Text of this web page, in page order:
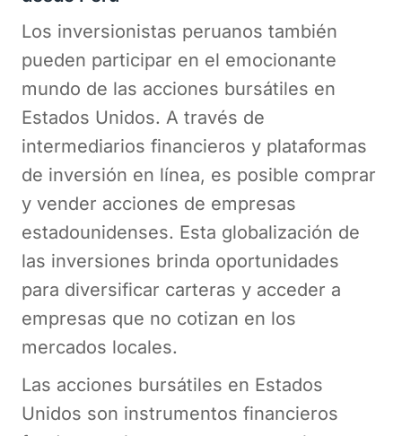
Los inversionistas peruanos también
pueden participar en el emocionante
mundo de las acciones bursátiles en
Estados Unidos. A través de
intermediarios financieros y plataformas
de inversión en línea, es posible comprar
y vender acciones de empresas
estadounidenses. Esta globalización de
las inversiones brinda oportunidades
para diversificar carteras y acceder a
empresas que no cotizan en los
mercados locales.
Las acciones bursátiles en Estados
Unidos son instrumentos financieros